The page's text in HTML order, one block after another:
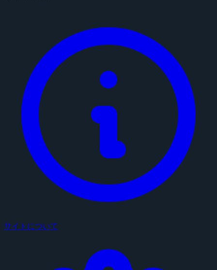
サイトについて